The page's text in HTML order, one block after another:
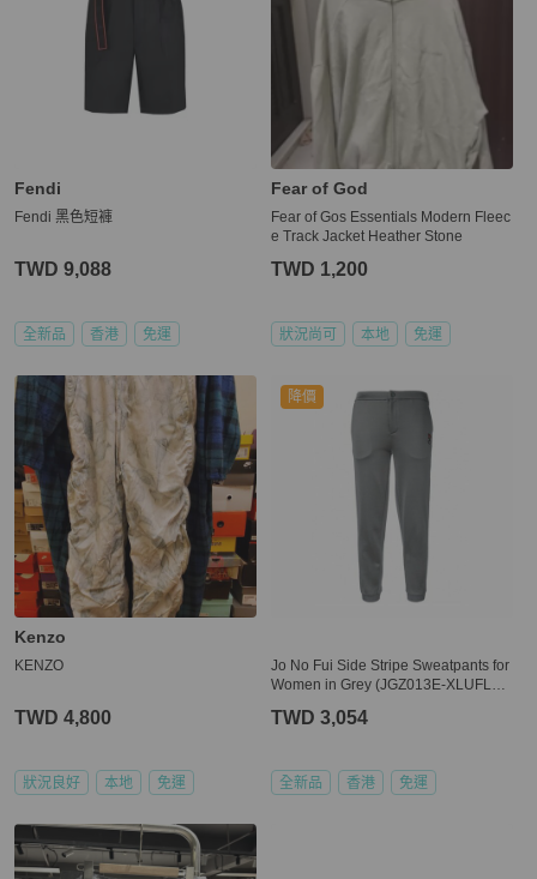
Fendi
Fendi 黑色短褲
TWD 9,088
全新品 香港 免運
Fear of God
Fear of Gos Essentials Modern Fleec
e Track Jacket Heather Stone
TWD 1,200
狀況尚可 本地 免運
Kenzo
KENZO
TWD 4,800
狀況良好 本地 免運
降價
Jo No Fui Side Stripe Sweatpants for
Women in Grey (JGZ013E-XLUFLJ-
TWD 3,054
全新品 香港 免運